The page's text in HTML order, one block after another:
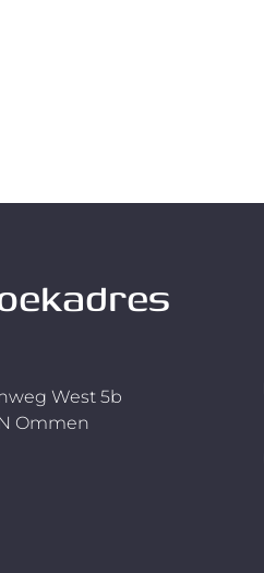
West 5b
Ommen